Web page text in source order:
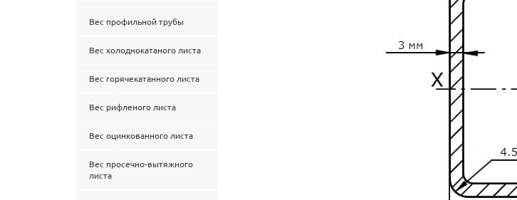
Вес профильной трубы
Вес холоднокатаного листа
Вес горячекатанного листа
Вес рифленого листа
Вес оцинкованного листа
Вес просечно-вытяжного
листа